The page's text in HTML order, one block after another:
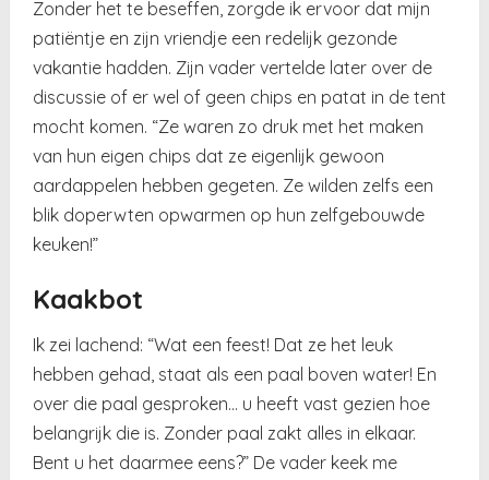
Zonder het te beseffen, zorgde ik ervoor dat mijn
patiëntje en zijn vriendje een redelijk gezonde
vakantie hadden. Zijn vader vertelde later over de
discussie of er wel of geen chips en patat in de tent
mocht komen. “Ze waren zo druk met het maken
van hun eigen chips dat ze eigenlijk gewoon
aardappelen hebben gegeten. Ze wilden zelfs een
blik doperwten opwarmen op hun zelfgebouwde
keuken!”
Kaakbot
Ik zei lachend: “Wat een feest! Dat ze het leuk
hebben gehad, staat als een paal boven water! En
over die paal gesproken… u heeft vast gezien hoe
belangrijk die is. Zonder paal zakt alles in elkaar.
Bent u het daarmee eens?” De vader keek me